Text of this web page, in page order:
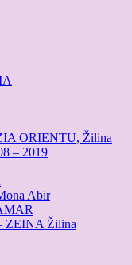
ORIENTU, Žilina
– 2019
Abir
ZEINA Žilina